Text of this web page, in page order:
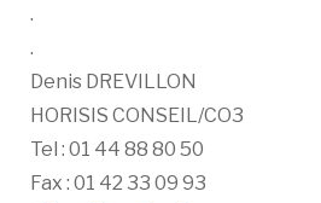
.
.
Denis DREVILLON
HORISIS CONSEIL/CO3
Tel : 01 44 88 80 50
Fax : 01 42 33 09 93